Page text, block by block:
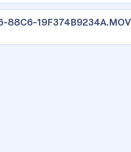
88C6-19F374B9234A.MOV